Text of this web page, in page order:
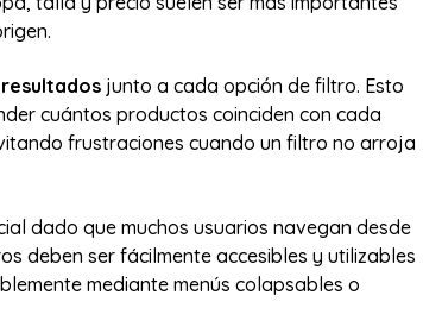
junto a cada opción de filtro. Esto
cuántos productos coinciden con cada
frustraciones cuando un filtro no arroja
dado que muchos usuarios navegan desde
deben ser fácilmente accesibles y utilizables
mediante menús colapsables o